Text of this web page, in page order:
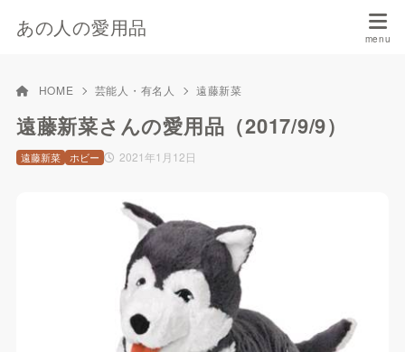
あの人の愛用品
HOME 芸能人・有名人 遠藤新菜
遠藤新菜さんの愛用品（2017/9/9）
2021年1月12日
遠藤新菜 ホビー